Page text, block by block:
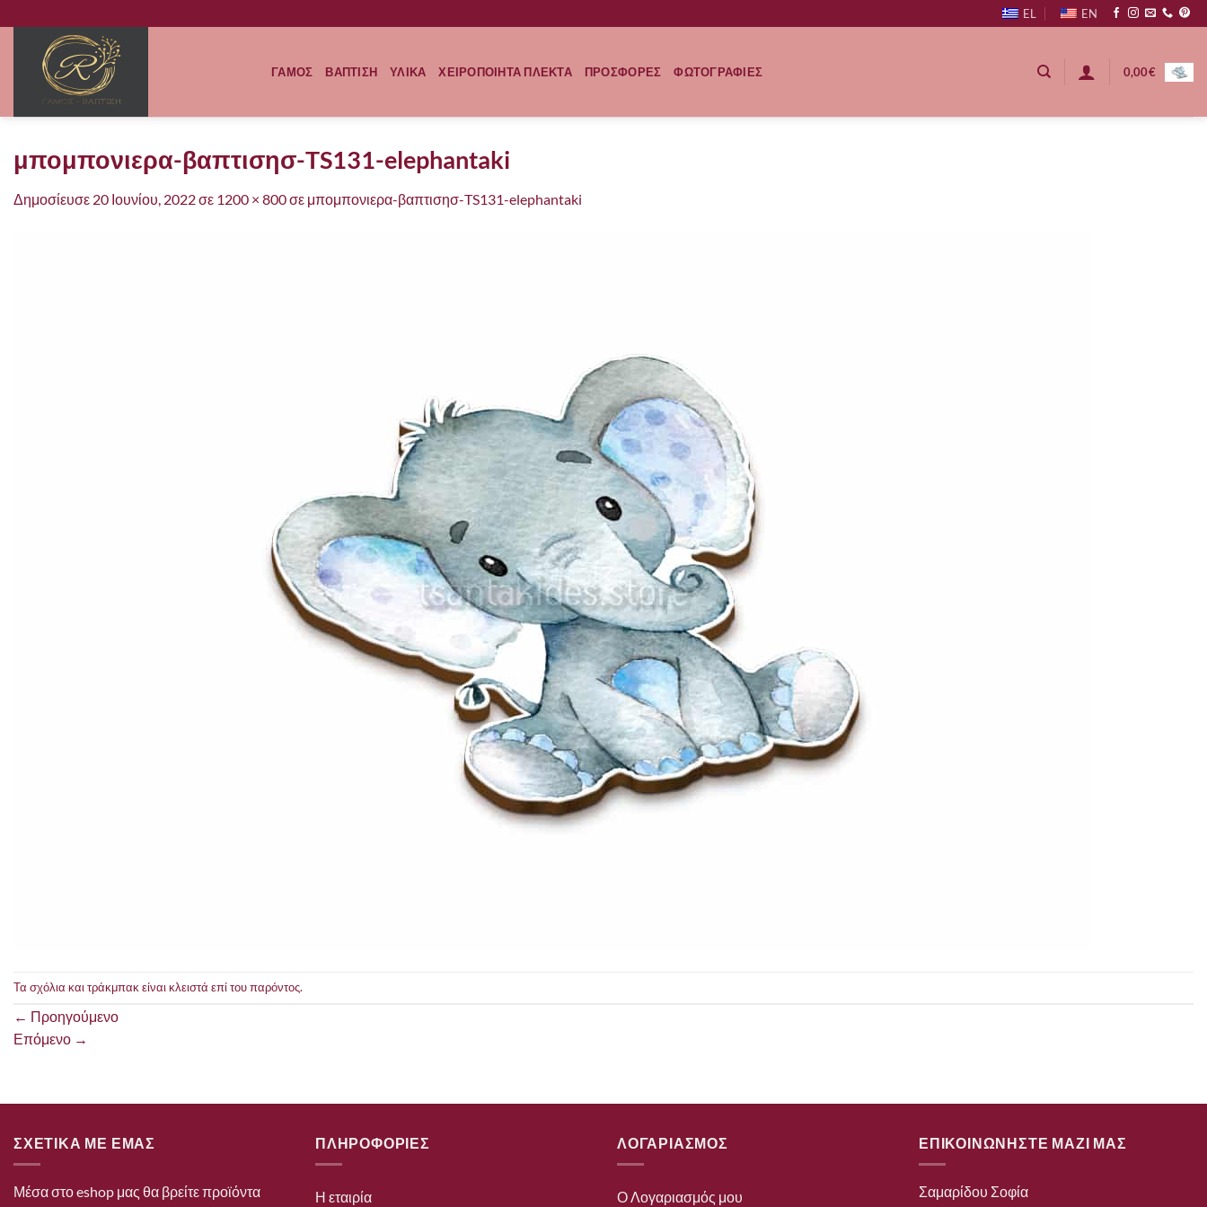
στο
περιεχόμενο
EL EN
ΓΑΜΟΣ ΒΑΠΤΙΣΗ ΥΛΙΚΑ ΧΕΙΡΟΠΟΙΗΤΑ ΠΛΕΚΤΑ ΠΡΟΣΦΟΡΕΣ ΦΩΤΟΓΡΑΦΙΕΣ 0,00€
μπομπονιερα-βαπτισησ-TS131-elephantaki
Δημοσίευσε 20 Ιουνίου, 2022σε 1200 × 800σε μπομπονιερα-βαπτισησ-TS131-elephantaki
Τα σχόλια και τράκμπακ είναι κλειστά επί του παρόντος.
← Προηγούμενο
Επόμενο →
ΣΧΕΤΙΚΑ ΜΕ ΕΜΑΣ
Μέσα στο eshop μας θα βρείτε προϊόντα
ΠΛΗΡΟΦΟΡΙΕΣ
Η εταιρία
ΛΟΓΑΡΙΑΣΜΟΣ
Ο Λογαριασμός μου
ΕΠΙΚΟΙΝΩΝΗΣΤΕ ΜΑΖΙ ΜΑΣ
Σαμαρίδου Σοφία